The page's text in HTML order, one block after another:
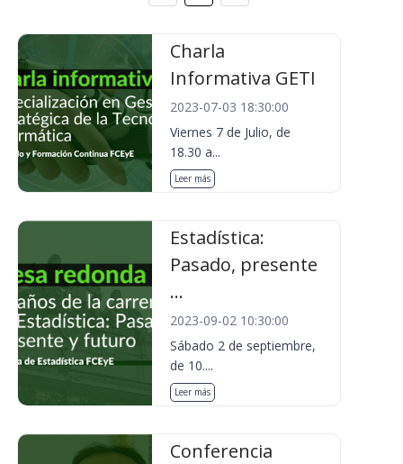
Charla
Informativa GETI
2023-07-03 18:30:00
Viernes 7 de Julio, de
18.30 a...
Leer más
Estadística:
Pasado, presente
...
2023-09-02 10:30:00
Sábado 2 de septiembre,
de 10....
Leer más
Conferencia